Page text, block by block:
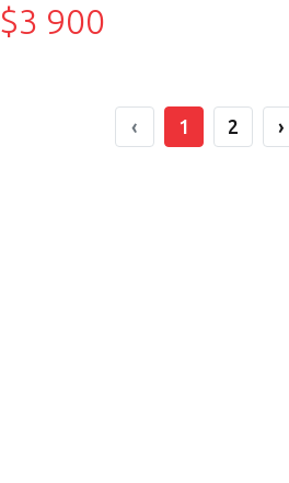
$3 900
‹ 1 2 ›